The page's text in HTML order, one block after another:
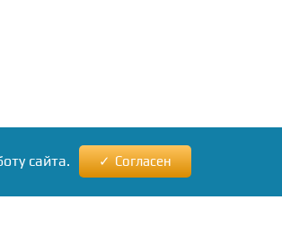
сайта. Согласен